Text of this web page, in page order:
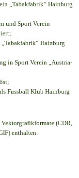
„Tabakfabrik“ Hainburg
und Sport Verein
Hainburg
in Sport Verein „Austria-
Fussball Klub Hainburg
(CDR,
enthalten.